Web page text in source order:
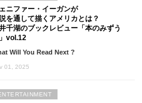
ニファー・イーガンが
を通して描くアメリカとは？
千湖のブックレビュー「本のみずう
vol.12
Will You Read Next ?
01, 2025